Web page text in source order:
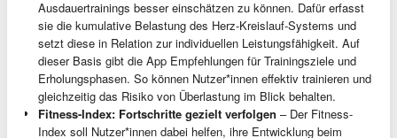
Ausdauertrainings besser einschätzen zu können. Dafür erfasst
sie die kumulative Belastung des Herz-Kreislauf-Systems und
setzt diese in Relation zur individuellen Leistungsfähigkeit. Auf
dieser Basis gibt die App Empfehlungen für Trainingsziele und
Erholungsphasen. So können Nutzer*innen effektiv trainieren und
gleichzeitig das Risiko von Überlastung im Blick behalten.
Fitness-Index: Fortschritte gezielt verfolgen – Der Fitness-
Index soll Nutzer*innen dabei helfen, ihre Entwicklung beim